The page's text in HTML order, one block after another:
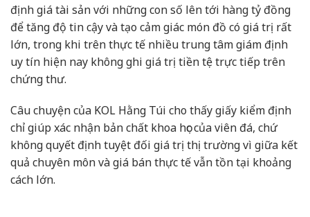
định giá tài sản với những con số lên tới hàng tỷ đồng
để tăng độ tin cậy và tạo cảm giác món đồ có giá trị rất
lớn, trong khi trên thực tế nhiều trung tâm giám định
uy tín hiện nay không ghi giá trị tiền tệ trực tiếp trên
chứng thư.
Câu chuyện của KOL Hằng Túi cho thấy giấy kiểm định
chỉ giúp xác nhận bản chất khoa học của viên đá, chứ
không quyết định tuyệt đối giá trị thị trường vì giữa kết
quả chuyên môn và giá bán thực tế vẫn tồn tại khoảng
cách lớn.